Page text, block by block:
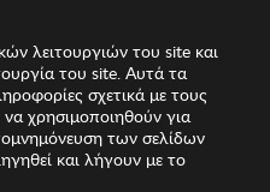
λειτουργιών του site και
του site. Αυτά τα
σχετικά με τους
χρησιμοποιηθούν για
των σελίδων
και λήγουν με το